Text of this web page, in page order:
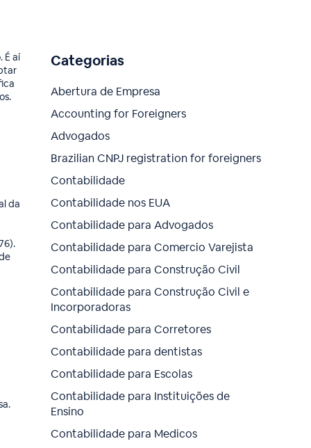
É aí
da
Categorias
Abertura de Empresa
Accounting for Foreigners
Advogados
Brazilian CNPJ registration for foreigners
Contabilidade
Contabilidade nos EUA
Contabilidade para Advogados
Contabilidade para Comercio Varejista
Contabilidade para Construção Civil
Contabilidade para Construção Civil e
Incorporadoras
Contabilidade para Corretores
Contabilidade para dentistas
Contabilidade para Escolas
Contabilidade para Instituições de
Ensino
Contabilidade para Medicos